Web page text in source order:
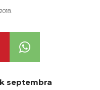
septembra